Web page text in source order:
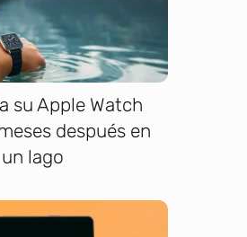
su Apple Watch
después en
un lago